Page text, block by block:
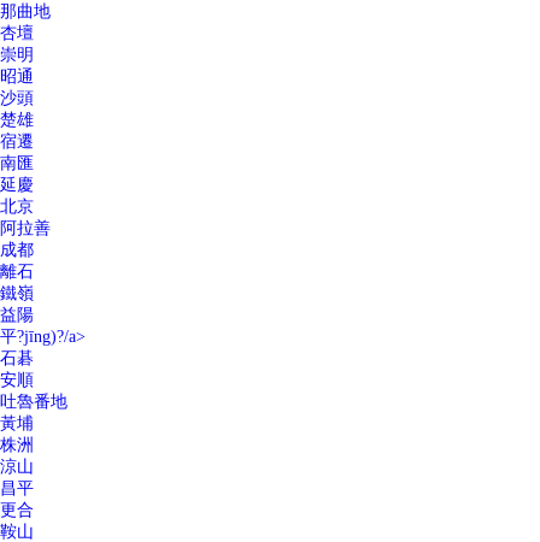
那曲地
杏壇
崇明
昭通
沙頭
楚雄
宿遷
南匯
延慶
北京
阿拉善
成都
離石
鐵嶺
益陽
平?jīng)?/a>
石碁
安順
吐魯番地
黃埔
株洲
涼山
昌平
更合
鞍山